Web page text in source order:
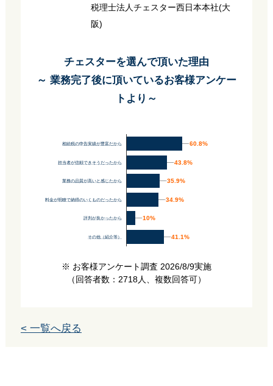
税理士法人チェスター西日本本社(大
阪)
チェスターを選んで頂いた理由
～ 業務完了後に頂いているお客様アンケー
トより～
相続税の申告実績が豊富だから
担当者が信頼できそうだったから
業務の品質が高いと感じたから
料金が明瞭で納得のいくものだったから
評判が良かったから
その他（紹介等）
60.8%
60.8%
43.8%
43.8%
35.9%
35.9%
34.9%
34.9%
10%
10%
41.1%
41.1%
※ お客様アンケート調査 2026/8/9実施
（回答者数：2718人、複数回答可）
< 一覧へ戻る